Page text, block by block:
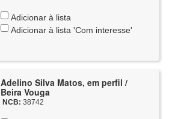
Adicionar à lista
Adicionar à lista 'Com interesse'
Adelino Silva Matos, em perfil /
Beira Vouga
NCB: 38742